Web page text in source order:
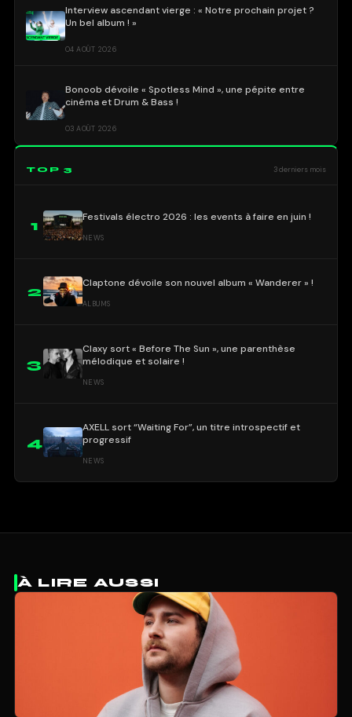
Interview ascendant vierge : « Notre prochain projet ?
Un bel album ! »
04 AOÛT 2026
Bonoob dévoile « Spotless Mind », une pépite entre
cinéma et Drum & Bass !
03 AOÛT 2026
TOP 3 3 derniers mois
1
Festivals électro 2026 : les events à faire en juin !
NEWS
2
Claptone dévoile son nouvel album « Wanderer » !
ALBUMS
3
Claxy sort « Before The Sun », une parenthèse
mélodique et solaire !
NEWS
4
AXELL sort “Waiting For”, un titre introspectif et
progressif
NEWS
À LIRE AUSSI